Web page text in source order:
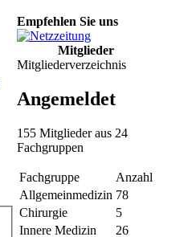
Empfehlen Sie uns
Mitglieder
Mitgliederverzeichnis
Angemeldet
155 Mitglieder aus 24
Fachgruppen
Fachgruppe
Anzahl
Allgemeinmedizin 78
Chirurgie
5
Innere Medizin
26